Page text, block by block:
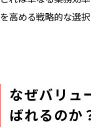
を高める戦略的な選択
なぜバリュ
ばれるのか